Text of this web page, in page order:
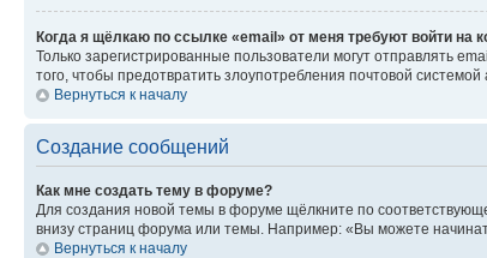
Когда я щёлкаю по ссылке «email» от меня требуют войти на
Только зарегистрированные пользователи могут отправлять
того, чтобы предотвратить злоупотребления почтовой
Вернуться к началу
Создание сообщений
Как мне создать тему в форуме?
Для создания новой темы в форуме щёлкните по
внизу страниц форума или темы. Например: «Вы можете
Вернуться к началу